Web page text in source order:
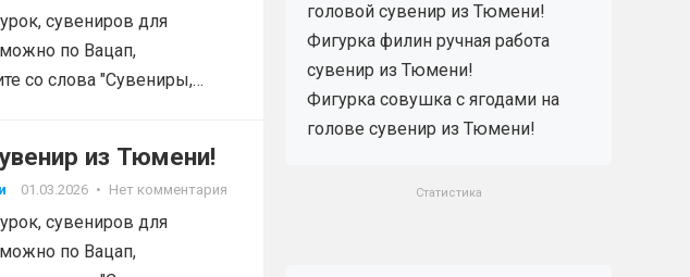
сувениров для
по Вацап,
со слова "Сувениры,
из Тюмени!
01.03.2026 • Нет комментария
сувениров для
по Вацап,
головой сувенир из Тюмени!
Фигурка филин ручная работа
сувенир из Тюмени!
Фигурка совушка с ягодами на
голове сувенир из Тюмени!
Статистика